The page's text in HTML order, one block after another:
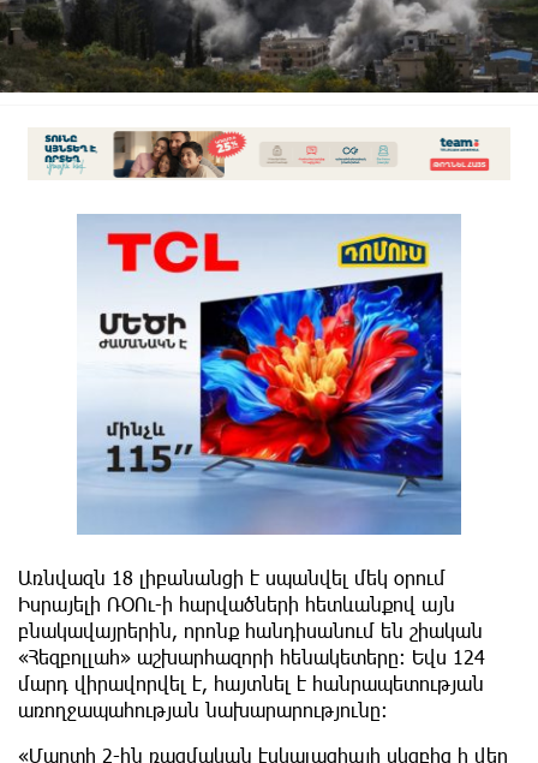
Առնվազն 18 լիբանանցի է սպանվել մեկ օրում
Իսրայելի ՌՕՈւ-ի հարվածների հետևանքով այն
բնակավայրերին, որոնք հանդիսանում են շիական
«Հեզբոլլահ» աշխարհազորի հենակետերը։ Եվս 124
մարդ վիրավորվել է, հայտնել է հանրապետության
առողջապահության նախարարությունը։
«Մարտի 2-ին ռազմական էսկալացիայի սկզբից ի վեր